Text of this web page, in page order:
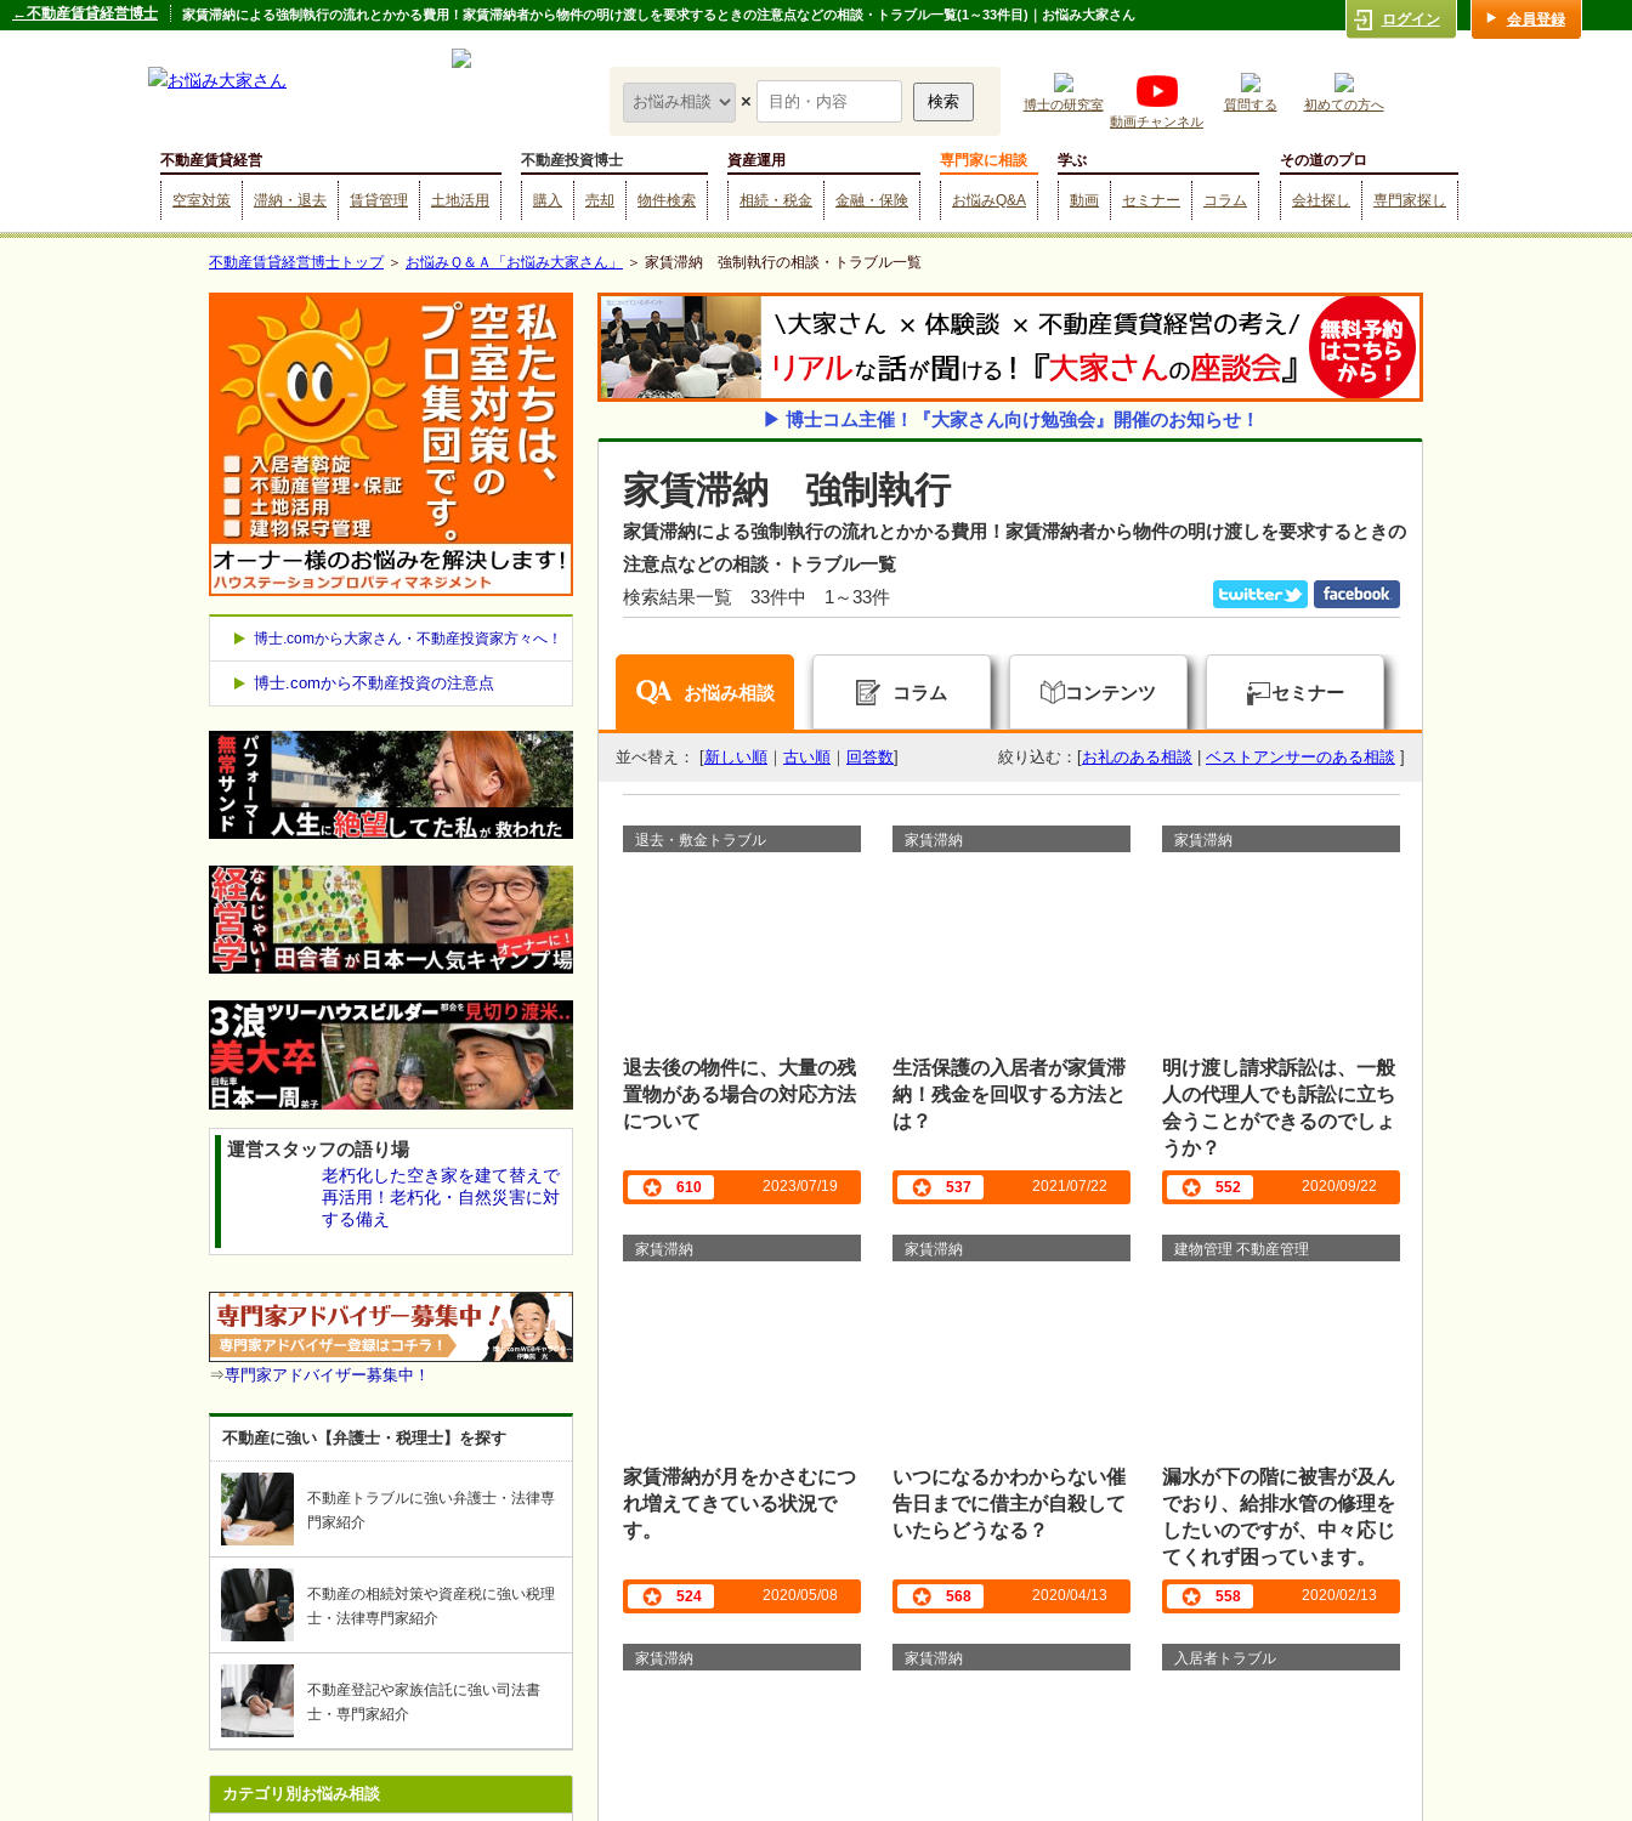
家賃滞納による強制執行の流れとかかる費用！家賃滞納者から物件の明け渡しを要求するときの注意点などの相談・トラブル一覧(1～33件目)｜お悩み大家さん
×
博士の研究室
動画チャンネル
質問する 初めての方へ
不動産賃貸経営
空室対策 滞納・退去 賃貸管理 土地活用
不動産投資博士
購入 売却 物件検索
資産運用
相続・税金 金融・保険
専門家に相談
お悩みQ&A
学ぶ
動画 セミナー コラム
その道のプロ
会社探し 専門家探し
←不動産賃貸経営博士 ログイン 会員登録
不動産賃貸経営博士トップ＞ お悩みＱ＆Ａ「お悩み大家さん」 ＞ 家賃滞納 強制執行の相談・トラブル一覧
▶ 博士コム主催！『大家さん向け勉強会』開催のお知らせ！
家賃滞納 強制執行
家賃滞納による強制執行の流れとかかる費用！家賃滞納者から物件の明け渡しを要求するときの
注意点などの相談・トラブル一覧
検索結果一覧 33件中 1～33件
お悩み相談 コラム コンテンツ セミナー
並べ替え： [新しい順 ｜ 古い順 ｜ 回答数] 絞り込む：[お礼のある相談 ベストアンサーのある相談 ]
退去・敷金トラブル
退去後の物件に、大量の残
置物がある場合の対応方法
について
610 2023/07/19
家賃滞納
生活保護の入居者が家賃滞
納！残金を回収する方法と
は？
537 2021/07/22
家賃滞納
明け渡し請求訴訟は、一般
人の代理人でも訴訟に立ち
会うことができるのでしょ
うか？
552 2020/09/22
家賃滞納
家賃滞納が月をかさむにつ
れ増えてきている状況で
す。
524 2020/05/08
家賃滞納
いつになるかわからない催
告日までに借主が自殺して
いたらどうなる？
568 2020/04/13
建物管理 不動産管理
漏水が下の階に被害が及ん
でおり、給排水管の修理を
したいのですが、中々応じ
てくれず困っています。
558 2020/02/13
家賃滞納 家賃滞納 入居者トラブル
博士.comから大家さん・不動産投資家方々へ！
博士.comから不動産投資の注意点
運営スタッフの語り場
老朽化した空き家を建て替えで
再活用！老朽化・自然災害に対
する備え
⇒専門家アドバイザー募集中！
不動産に強い【弁護士・税理士】を探す
不動産トラブルに強い弁護士・法律専
門家紹介
不動産の相続対策や資産税に強い税理
士・法律専門家紹介
不動産登記や家族信託に強い司法書
士・専門家紹介
カテゴリ別お悩み相談